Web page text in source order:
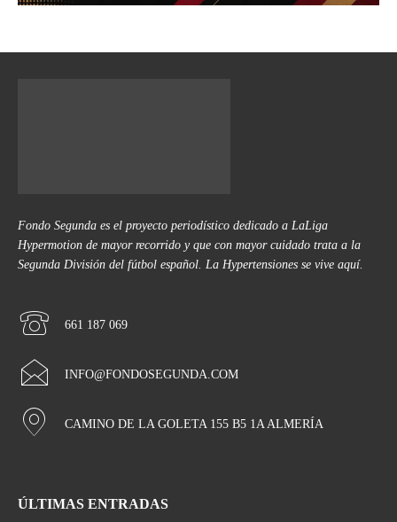
Fondo Segunda es el proyecto periodístico dedicado a LaLiga
Hypermotion de mayor recorrido y que con mayor cuidado trata a la
Segunda División del fútbol español. La Hypertensiones se vive aquí.
661 187 069
INFO@FONDOSEGUNDA.COM
CAMINO DE LA GOLETA 155 B5 1A ALMERÍA
ÚLTIMAS ENTRADAS